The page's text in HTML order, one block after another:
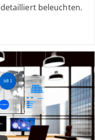
beleuchten.